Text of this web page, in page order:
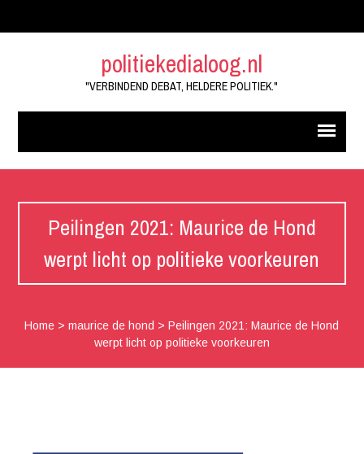
politiekedialoog.nl
"VERBINDEND DEBAT, HELDERE POLITIEK."
Peilingen 2021: Maurice de Hond
werpt licht op politieke voorkeuren
Home >maurice de hond >Peilingen 2021: Maurice de Hond
werpt licht op politieke voorkeuren